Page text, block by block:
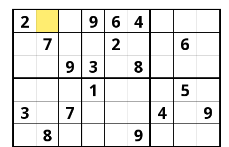
2 9 6
4
7
2
6
9
3
8
1
5
3
7 4
9
8
9